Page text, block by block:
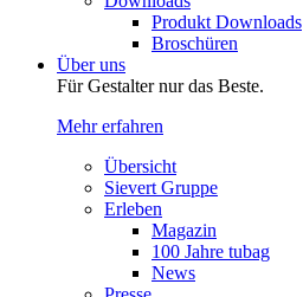
Produkt Downloads
Broschüren
Über uns
Für Gestalter nur das Beste.
Mehr erfahren
Übersicht
Sievert Gruppe
Erleben
Magazin
100 Jahre tubag
News